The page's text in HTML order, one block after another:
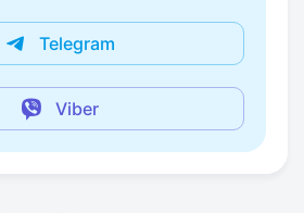
Telegram
Viber